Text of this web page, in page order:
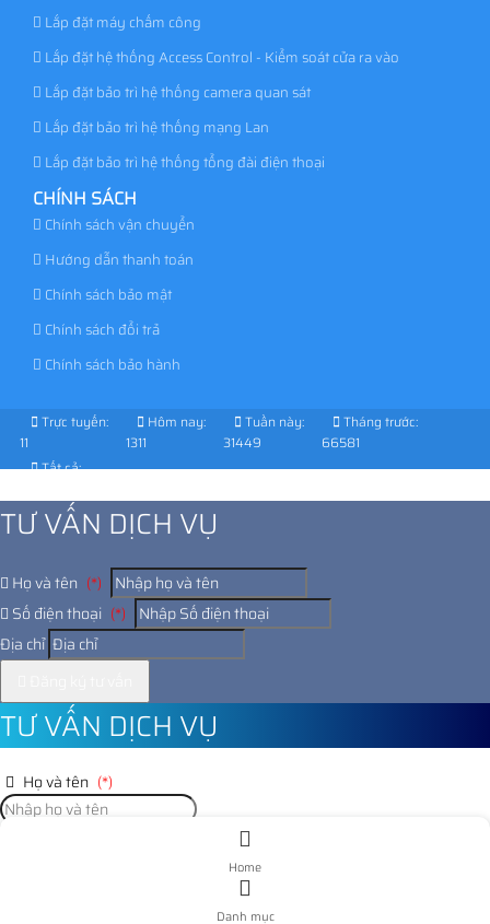
Lắp đặt máy chấm công
Lắp đặt hệ thống Access Control - Kiểm soát cửa ra vào
Lắp đặt bảo trì hệ thống camera quan sát
Lắp đặt bảo trì hệ thống mạng Lan
Lắp đặt bảo trì hệ thống tổng đài điện thoại
CHÍNH SÁCH
Chính sách vận chuyển
Hướng dẫn thanh toán
Chính sách bảo mật
Chính sách đổi trả
Chính sách bảo hành
Trực tuyến:
11
Hôm nay:
1311
Tuần này:
31449
Tháng trước:
66581
Tất cả:
TƯ VẤN DỊCH VỤ
Họ và tên (*)
Số điện thoại (*)
Địa chỉ
TƯ VẤN DỊCH VỤ
Họ và tên (*)
Home
Danh mục